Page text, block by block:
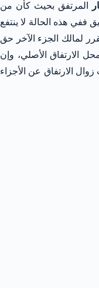
المرتفق بحيث كأن من
ففي هذه الحالة لا ينتفع
يقرر لمالك الجزء الآخر حق
الارتفاق الأصلي، وإن
الارتفاق عن الأجزاء